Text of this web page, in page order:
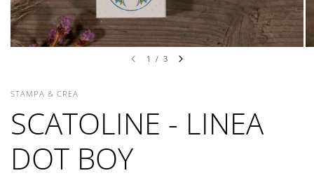
1 / 3
STAMPA & CREA
SCATOLINE - LINEA
DOT BOY